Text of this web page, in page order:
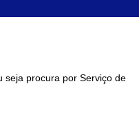
seja procura por Serviço de